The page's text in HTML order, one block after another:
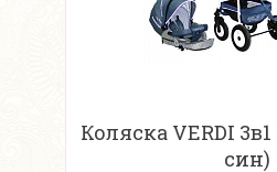
Коляска VERDI
син)